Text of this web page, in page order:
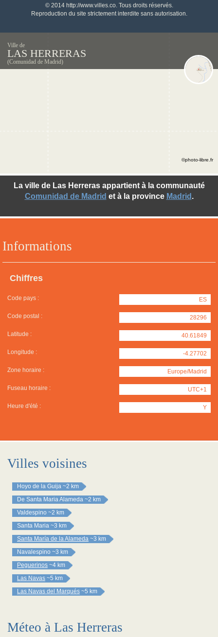
© 2014 http://www.villes.co. Tous droits réservés.
Reproduction du site strictement interdite sans autorisation.
Ville de
LAS HERRERAS
(Comunidad de Madrid)
Informations
Chiffres
Code pays : ES
Code postal : 28296
Latitude : 40.61849
Longitude : -4.27702
Zone horaire : Europe/Madrid
Fuseau horaire : UTC+1
Heure d'été : Y
La ville de Las Herreras appartient à la communauté
Comunidad de Madrid et à la province Madrid .
©photo-libre.fr
Villes voisines
Hoyo de la Guija ~2 km
De Santa Maria Alameda ~2 km
Valdespino ~2 km
Santa Maria ~3 km
Santa María de la Alameda ~3 km
Navalespino ~3 km
Peguerinos ~4 km
Las Navas ~5 km
Las Navas del Marqués ~5 km
Méteo à Las Herreras